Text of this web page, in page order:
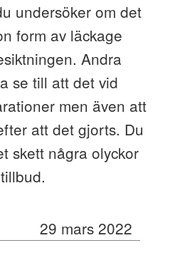
undersöker om det
form av läckage
Andra
se till att det vid
men även att
att det gjorts. Du
skett några olyckor
29 mars 2022